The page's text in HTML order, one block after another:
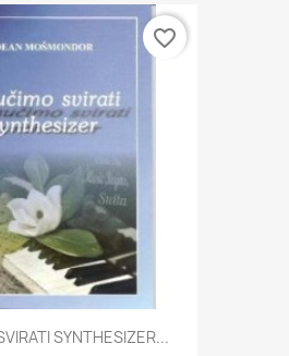
SYNTHESIZER...
favorite_border